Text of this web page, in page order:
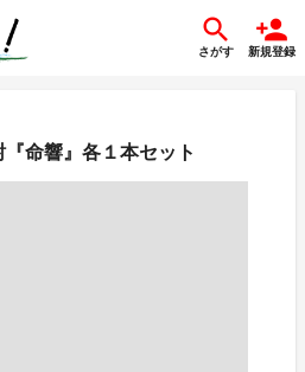
さがす 新規登録
命響』各１本セット